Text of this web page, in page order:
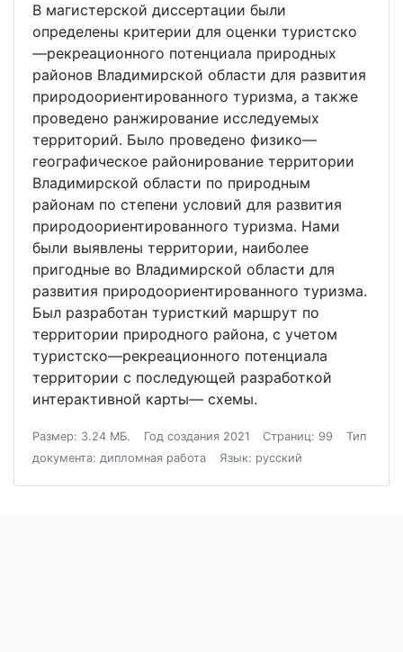
В магистерской диссертации были
определены критерии для оценки туристско
—рекреационного потенциала природных
районов Владимирской области для развития
природоориентированного туризма, а также
проведено ранжирование исследуемых
территорий. Было проведено физико—
географическое районирование территории
Владимирской области по природным
районам по степени условий для развития
природоориентированного туризма. Нами
были выявлены территории, наиболее
пригодные во Владимирской области для
развития природоориентированного туризма.
Был разработан туристкий маршрут по
территории природного района, с учетом
туристско—рекреационного потенциала
территории с последующей разработкой
интерактивной карты— схемы.
Размер: 3.24 МБ. Год создания 2021 Страниц: 99
Тип
документа: дипломная работа
Язык: русский